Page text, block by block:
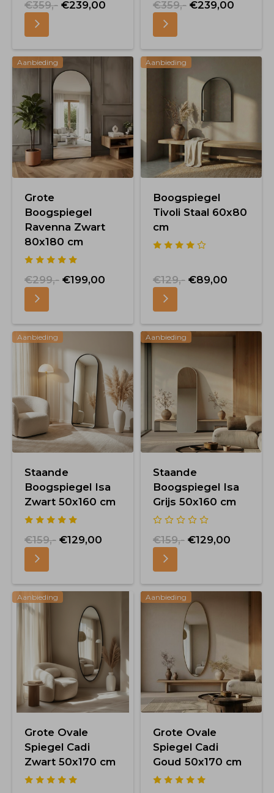
€359,- €239,00 €359,- €239,00
Aanbieding
Grote
Boogspiegel
Ravenna Zwart
80x180 cm
€299,- €199,00
Aanbieding
Boogspiegel
Tivoli Staal 60x80
cm
€129,- €89,00
Aanbieding
Staande
Boogspiegel Isa
Zwart 50x160 cm
€159,- €129,00
Aanbieding
Staande
Boogspiegel Isa
Grijs 50x160 cm
€159,- €129,00
Aanbieding
Grote Ovale
Spiegel Cadi
Zwart 50x170 cm
Aanbieding
Grote Ovale
Spiegel Cadi
Goud 50x170 cm